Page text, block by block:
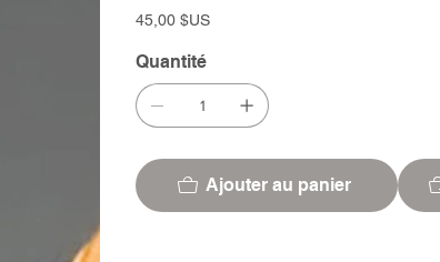
Prix
45,00 $US
Quantité
Ajouter au panier